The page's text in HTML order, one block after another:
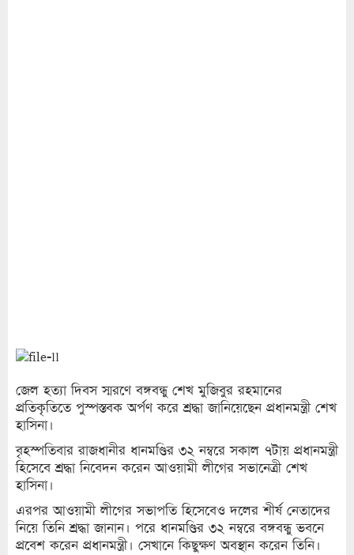
জেল হত্যা দিবস স্মরণে বঙ্গবন্ধু শেখ মুজিবুর রহমানের
প্রতিকৃতিতে পুস্পস্তবক অর্পণ করে শ্রদ্ধা জানিয়েছেন প্রধানমন্ত্রী শেখ
হাসিনা।
বৃহস্পতিবার রাজধানীর ধানমণ্ডির ৩২ নম্বরে সকাল ৭টায় প্রধানমন্ত্রী
হিসেবে শ্রদ্ধা নিবেদন করেন আওয়ামী লীগের সভানেত্রী শেখ
হাসিনা।
এরপর আওয়ামী লীগের সভাপতি হিসেবেও দলের শীর্ষ নেতাদের
নিয়ে তিনি শ্রদ্ধা জানান। পরে ধানমণ্ডির ৩২ নম্বরে বঙ্গবন্ধু ভবনে
প্রবেশ করেন প্রধানমন্ত্রী। সেখানে কিছুক্ষণ অবস্থান করেন তিনি।